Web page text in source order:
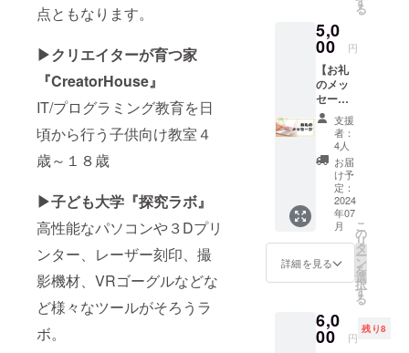
点ともなります。
▶クリエイターが育つ家
『CreatorHouse』
IT/プログラミング教育を日
頃から行う子供向け教室４
歳～１８歳
▶子ども大学『探究ラボ』
高性能なパソコンや３Dプリ
ンター、レーザー刻印、撮
影機材、VRゴーグルなどな
ど様々なツールがそろうラ
ボ。
＞講演
・GMO「未
来のプログ
ラミング教
育を共創す
るコエテコ
EXPO」
の実践
・IT/プ
ミング
教育、e
スポー
ツ教育
の実践
・『遊
び＝学
び』イ
キテク
力を育
む教育
イベン
トの企
画開催
い、４
歳から
に併設
される
子ども
のため
の探究
施設
『子ど
も大学
探究ラ
ボ』に
て特定
の”ヒト/
モノ”を
モデル
とした
３Dス
キャン
撮影し
たデー
る
5,0
00 円
【お礼
のメッ
セー
ジ】 ク
リエイ
ターハ
ウス代
表の藤
井から
お礼の
メッ
セージ
をお送
りしま
す。
※CAMP
メッ
セージ
機能を
支援
者：
4人
お届
け予
定：
2024
年07
月
詳細を見る
こ
の
リ
タ
ー
ン
を
選
択
す
る
6,0
00 円
残り8